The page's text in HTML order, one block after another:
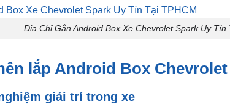
Địa Chỉ Gắn Android Box Xe Chevrolet Spark Uy Tín
lắp Android Box
giải trí trong xe